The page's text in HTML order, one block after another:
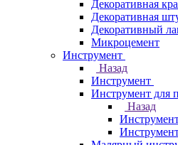
Декоративная
Декоративная
Декоративный
Микроцемент
Инструмент
Назад
Инструмент
Инструмент для
Назад